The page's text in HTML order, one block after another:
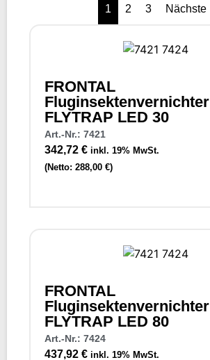
1 2 3 Nächste
FRONTAL
Fluginsektenvernichter
FLYTRAP LED 30
Art.-Nr.: 7421
342,72 € inkl. 19% MwSt.
(Netto: 288,00 €)
FRONTAL
Fluginsektenvernichter
FLYTRAP LED 80
Art.-Nr.: 7424
437,92 € inkl. 19% MwSt.